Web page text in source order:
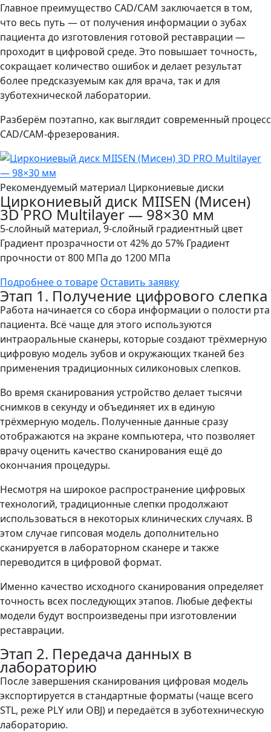
Главное преимущество CAD/CAM заключается в том,
что весь путь — от получения информации о зубах
пациента до изготовления готовой реставрации —
проходит в цифровой среде. Это повышает точность,
сокращает количество ошибок и делает результат
более предсказуемым как для врача, так и для
зуботехнической лаборатории.
Разберём поэтапно, как выглядит современный процесс
CAD/CAM-фрезерования.
Рекомендуемый материал Циркониевые диски
Циркониевый диск MIISEN (Мисен)
3D PRO Multilayer — 98×30 мм
5-слойный материал, 9-слойный градиентный цвет
Градиент прозрачности от 42% до 57% Градиент
прочности от 800 МПа до 1200 МПа
Подробнее о товаре Оставить заявку
Этап 1. Получение цифрового слепка
Работа начинается со сбора информации о полости рта
пациента. Всё чаще для этого используются
интраоральные сканеры, которые создают трёхмерную
цифровую модель зубов и окружающих тканей без
применения традиционных силиконовых слепков.
Во время сканирования устройство делает тысячи
снимков в секунду и объединяет их в единую
трёхмерную модель. Полученные данные сразу
отображаются на экране компьютера, что позволяет
врачу оценить качество сканирования ещё до
окончания процедуры.
Несмотря на широкое распространение цифровых
технологий, традиционные слепки продолжают
использоваться в некоторых клинических случаях. В
этом случае гипсовая модель дополнительно
сканируется в лабораторном сканере и также
переводится в цифровой формат.
Именно качество исходного сканирования определяет
точность всех последующих этапов. Любые дефекты
модели будут воспроизведены при изготовлении
реставрации.
Этап 2. Передача данных в
лабораторию
После завершения сканирования цифровая модель
экспортируется в стандартные форматы (чаще всего
STL, реже PLY или OBJ) и передаётся в зуботехническую
лабораторию.